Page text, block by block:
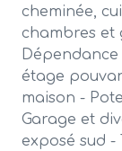
cheminée,
chambres et
étage
maison -
Garage et
exposé sud -